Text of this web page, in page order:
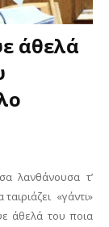
άθελά
λανθάνουσα τ’
«γάντι»
άθελά του ποια